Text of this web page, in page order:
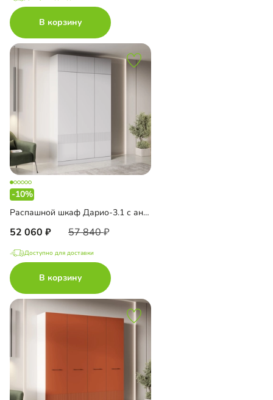
В корзину
-10%
Распашной шкаф Дарио-3.1 с антресолью
52 060 57 840
Доступно для доставки
В корзину